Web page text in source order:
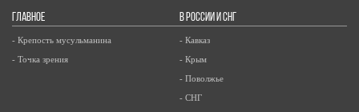
ГЛАВНОЕ
- Крепость мусульманина
- Точка зрения
В РОССИИ И СНГ
- Кавказ
- Крым
- Поволжье
- СНГ